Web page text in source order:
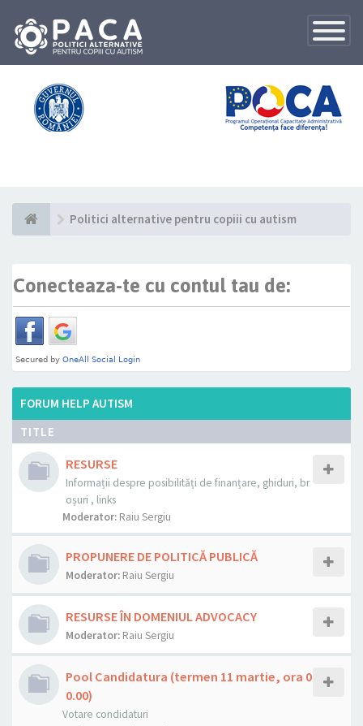
Toggle
Politici alternative pentru copiii cu autism
Conecteaza-te cu contul tau de:
FORUM HELP AUTISM
TITLE
RESURSE
Informații despre posibilități de finanțare, ghiduri, br
oșuri , links
Moderator: Raiu Sergiu
PROPUNERE DE POLITICĂ PUBLICĂ
Moderator: Raiu Sergiu
RESURSE ÎN DOMENIUL ADVOCACY
Moderator: Raiu Sergiu
Pool Candidatura (termen 11 martie, ora 0
0.00)
Votare condidaturi